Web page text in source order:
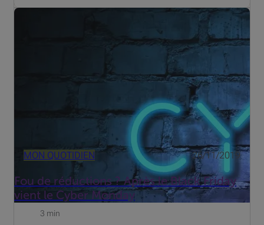
MON QUOTIDIEN 26/11/2019
Fou de réductions ? Après le Black Friday
vient le Cyber Monday
Black Friday et Cyber Monday ne sont plus des
phénomènes purement américain. Les deux jours font
progressivement parties des traditions de fin d'année de
nos pays. Après le Thanksgiving Day (le quatrième jeudi
3 min